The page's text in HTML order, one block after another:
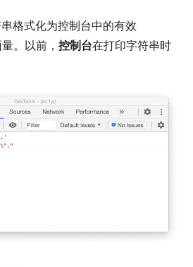
格式化为控制台中的有效
。以前， 控制台在打印字符串时